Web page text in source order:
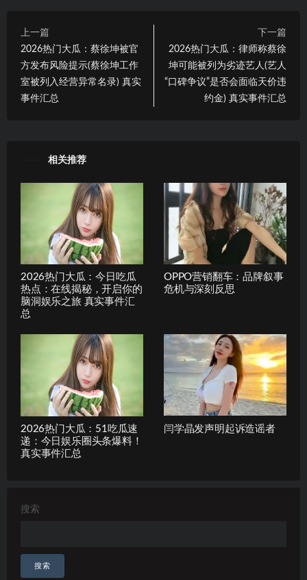
上一篇
2026热门大瓜：蔡徐坤被官
方发布风险提示(蔡徐坤工作
室被列入经营异常名录) 真实
事件汇总
下一篇
2026热门大瓜：律师称蔡徐
坤可能被列为劣迹艺人(艺人
“口碑争议”是否会面临天价违
约金) 真实事件汇总
相关推荐
2026热门大瓜：今日吃瓜
热点：在线揭秘，开启你的
脑洞娱乐之旅 真实事件汇
总
OPPO营销翻车：品牌叙事
危机与深刻反思
2026热门大瓜：51吃瓜速
递：今日娱乐圈头条爆料！
真实事件汇总
闫学晶发声明起诉造谣者
搜索
搜索